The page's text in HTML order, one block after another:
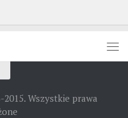
Wszystkie prawa